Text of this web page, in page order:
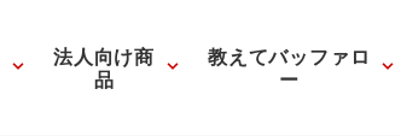
法人向け商
品
教えてバッファロ
ー